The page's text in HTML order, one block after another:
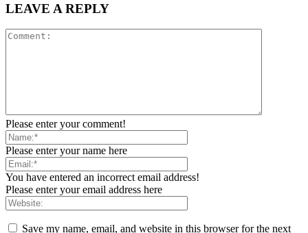
LEAVE A REPLY
Please enter your comment!
Please enter your name here
You have entered an incorrect email address!
Please enter your email address here
Save my name, email, and website in this browser for the next